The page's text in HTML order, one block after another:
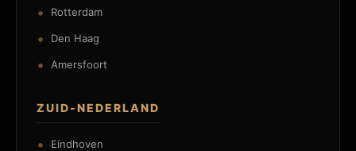
Rotterdam
Den Haag
Amersfoort
ZUID-NEDERLAND
Eindhoven